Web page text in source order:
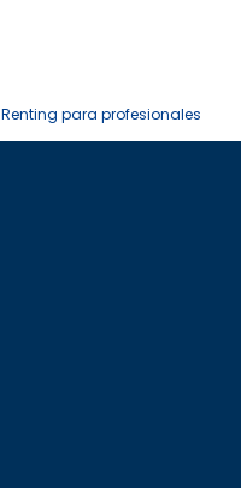
Renting para profesionales